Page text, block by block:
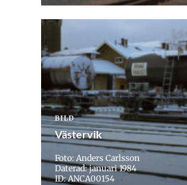
BILD
Västervik
Foto: Anders Carlsson
Daterad: januari 1984
ID: ANCA00154